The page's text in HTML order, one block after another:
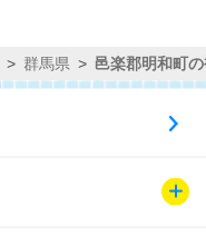
群馬県 邑楽郡明和町